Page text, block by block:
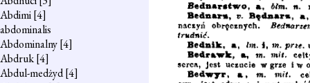
Abdimi[4]
abdominalis
Abdominalny[4]
Abdruk[4]
Abdul-medżyd[4]